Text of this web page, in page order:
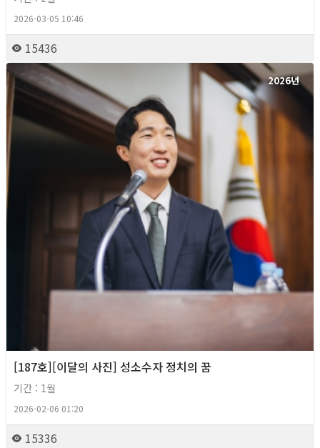
2026-03-05 10:46
15436
2026년
[187호][이달의 사진] 성소수자 정치의 꿈
기간 : 1월
2026-02-06 01:20
15336